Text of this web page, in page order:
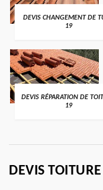
DEVIS CHANGEMENT DE
19
DEVIS RÉPARATION DE
19
DEVIS